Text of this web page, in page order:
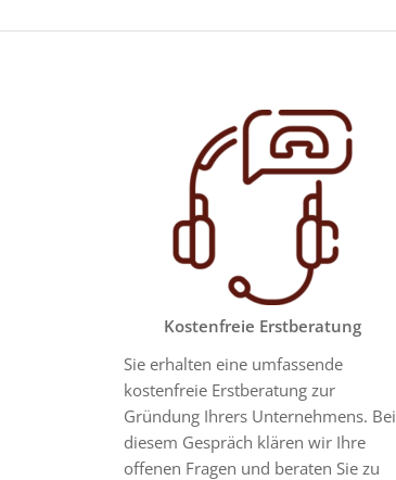
Kostenfreie Erstberatung
Sie erhalten eine umfassende
kostenfreie Erstberatung zur
Gründung Ihrers Unternehmens. Bei
diesem Gespräch klären wir Ihre
offenen Fragen und beraten Sie zu